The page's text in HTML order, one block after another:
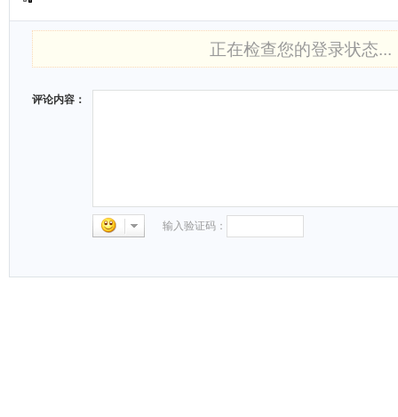
正在检查您的登录状态...
评论内容：
输入验证码：